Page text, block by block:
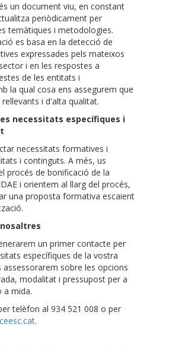
un document viu, en constant
periòdicament per
temàtiques i metodologies.
es basa en la detecció de
expressades pels mateixos
i en les respostes a
de les entitats i
la qual cosa ens assegurem que
i d'alta qualitat.
necessitats específiques i
necessitats formatives i
i continguts. A més, us
procés de bonificació de la
i orientem al llarg del procés,
una proposta formativa escaient
un primer contacte per
específiques de la vostra
sobre les opcions
modalitat i pressupost per a
a mida.
telèfon al 934 521 008 o per
.